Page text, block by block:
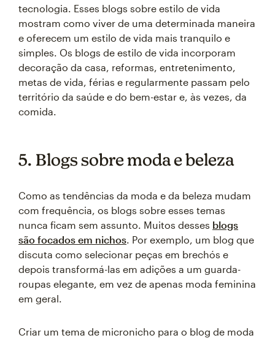
tecnologia. Esses blogs sobre estilo de vida
mostram como viver de uma determinada maneira
e oferecem um estilo de vida mais tranquilo e
simples. Os blogs de estilo de vida incorporam
decoração da casa, reformas, entretenimento,
metas de vida, férias e regularmente passam pelo
território da saúde e do bem-estar e, às vezes, da
comida.
5. Blogs sobre moda e beleza
Como as tendências da moda e da beleza mudam
com frequência, os blogs sobre esses temas
nunca ficam sem assunto. Muitos desses blogs
são focados em nichos. Por exemplo, um blog que
discuta como selecionar peças em brechós e
depois transformá-las em adições a um guarda-
roupas elegante, em vez de apenas moda feminina
em geral.
Criar um tema de micronicho para o blog de moda